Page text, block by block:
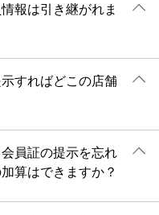
報は引き継がれま
すればどこの店舗
員証の提示を忘れ
算はできますか？